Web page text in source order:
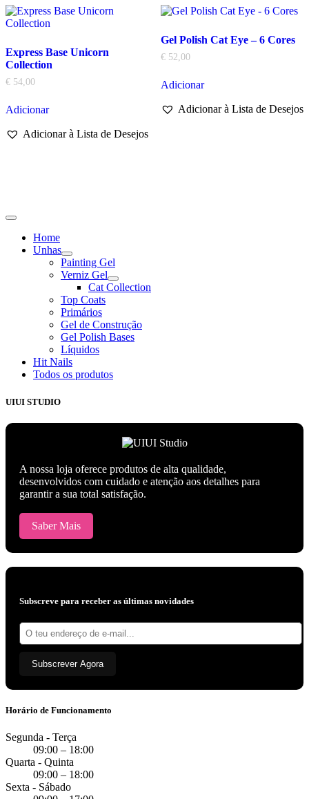
Express Base Unicorn
Collection
€ 54,00
Adicionar
Adicionar à Lista de Desejos
Gel Polish Cat Eye – 6 Cores
€52,00
Adicionar
Adicionar à Lista de Desejos
Home
Unhas
Show
sub
menu
Painting Gel
Verniz Gel
Show
sub
Cat Collection
Top Coats
Primários
Gel de Construção
Gel Polish Bases
Líquidos
Hit Nails
Todos os produtos
UIUI STUDIO
A nossa loja oferece produtos de alta qualidade,
desenvolvidos com cuidado e atenção aos detalhes para
garantir a sua total satisfação.
Saber Mais
Subscreve para receber as últimas novidades
Endereço
de
mail:Subscrever Agora
Horário de Funcionamento
Segunda - Terça
09:00 – 18:00
Quarta - Quinta
09:00 – 18:00
Sexta - Sábado